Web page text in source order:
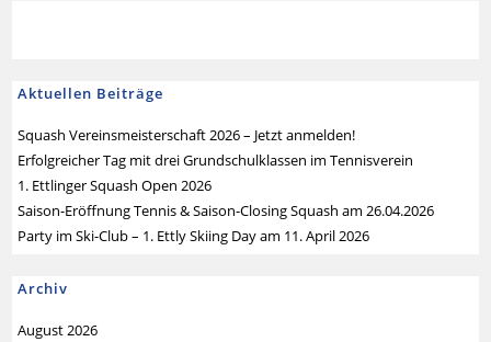
Aktuellen Beiträge
Squash Vereinsmeisterschaft 2026 – Jetzt anmelden!
Erfolgreicher Tag mit drei Grundschulklassen im Tennisverein
1. Ettlinger Squash Open 2026
Saison-Eröffnung Tennis & Saison-Closing Squash am 26.04.2026
Party im Ski-Club – 1. Ettly Skiing Day am 11. April 2026
Archiv
August 2026